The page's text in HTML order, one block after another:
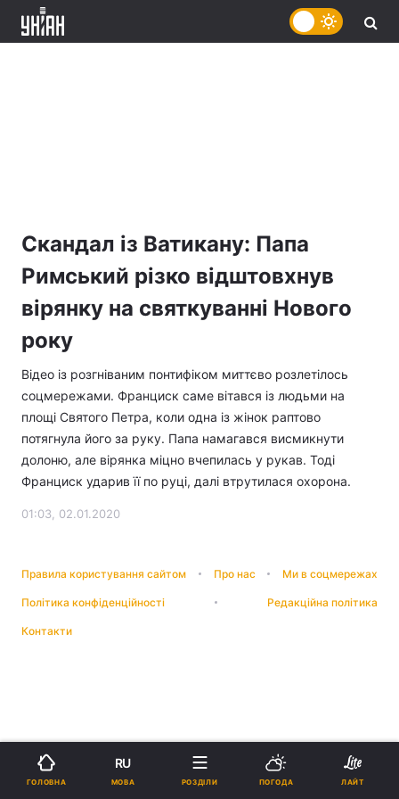
Скандал із Ватикану: Папа
Римський різко відштовхнув
вірянку на святкуванні Нового
року
Відео із розгніваним понтифіком миттєво розлетілось
соцмережами. Франциск саме вітався із людьми на
площі Святого Петра, коли одна із жінок раптово
потягнула його за руку. Папа намагався висмикнути
долоню, але вірянка міцно вчепилась у рукав. Тоді
Франциск ударив її по руці, далі втрутилася охорона.
01:03, 02.01.2020
Правила користування сайтом Про нас Ми в соцмережах
Політика конфіденційності Редакційна політика
Контакти
ГОЛОВНА
RU
МОВА РОЗДІЛИ ПОГОДА ЛАЙТ